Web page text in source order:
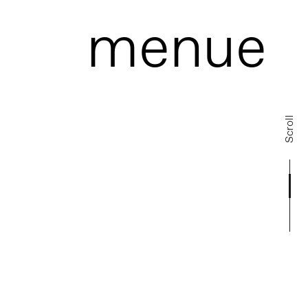
Scroll
menue